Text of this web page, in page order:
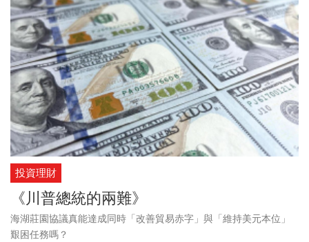
投資理財
《川普總統的兩難》
海湖莊園協議真能達成同時「改善貿易赤字」與「維持美元本位」
艱困任務嗎？